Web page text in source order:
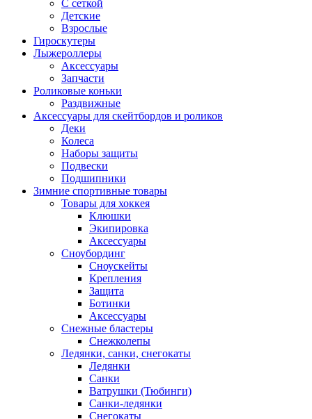
С сеткой
Детские
Взрослые
Гироскутеры
Лыжероллеры
Аксессуары
Запчасти
Роликовые коньки
Раздвижные
Аксессуары для скейтбордов и роликов
Деки
Колеса
Наборы защиты
Подвески
Подшипники
Зимние спортивные товары
Товары для хоккея
Клюшки
Экипировка
Аксессуары
Сноубординг
Сноускейты
Крепления
Защита
Ботинки
Аксессуары
Снежные бластеры
Снежколепы
Ледянки, санки, снегокаты
Ледянки
Санки
Ватрушки (Тюбинги)
Санки-ледянки
Снегокаты